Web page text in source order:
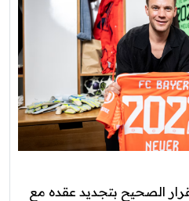
الصحيح بتجديد عقده مع